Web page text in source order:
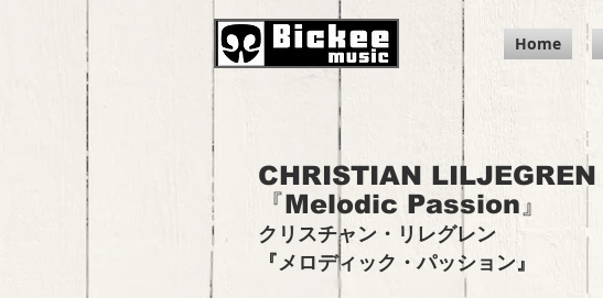
Home
CHRISTIAN LILJEGREN
『Melodic Passion』
クリスチャン・リレグレン
『メロディック・パッション』